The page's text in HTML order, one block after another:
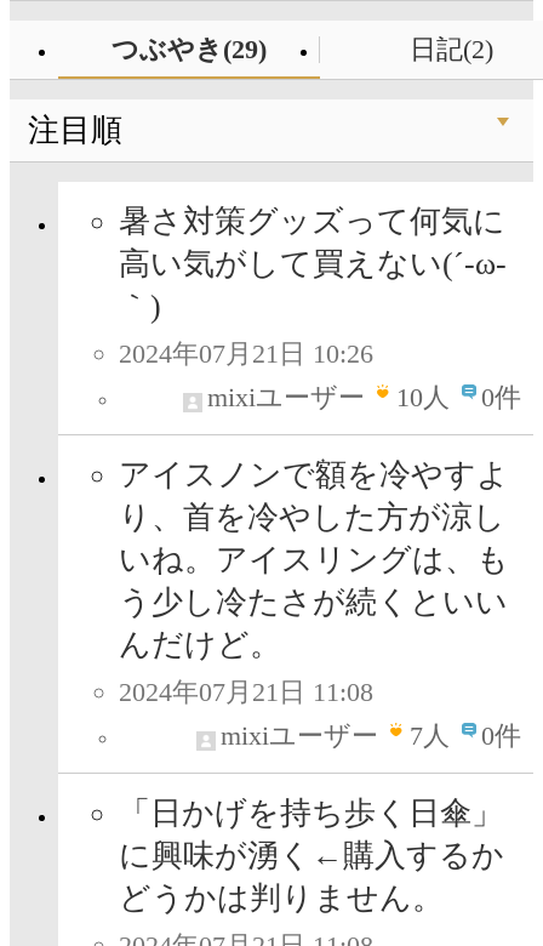
つぶやき(29) 日記(2)
注目順
暑さ対策グッズって何気に
高い気がして買えない(´-ω-
｀)
2024年07月21日 10:26
mixiユーザー
10人 0件
アイスノンで額を冷やすよ
り、首を冷やした方が涼し
いね。アイスリングは、も
う少し冷たさが続くといい
んだけど。
2024年07月21日 11:08
mixiユーザー
7人 0件
「日かげを持ち歩く日傘」
に興味が湧く←購入するか
どうかは判りません。